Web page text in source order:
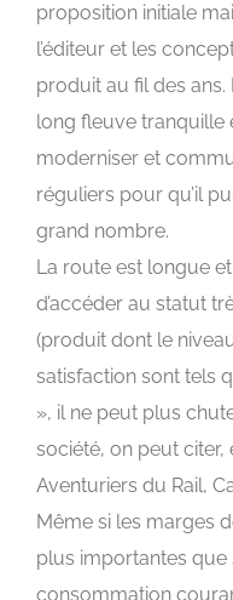
proposition initiale
l’éditeur et les
produit au fil des ans.
long fleuve tranquille
moderniser et
réguliers pour qu’il
grand nombre.
La route est longue
d’accéder au statut
(produit dont le
satisfaction sont tels
», il ne peut plus
société, on peut
Aventuriers du Rail,
Même si les marges
plus importantes
consommation